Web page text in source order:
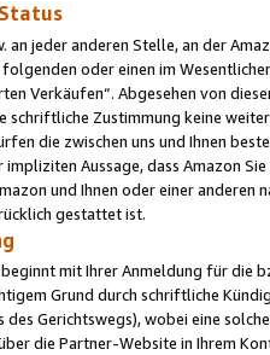
an jeder anderen Stelle, an der
oder einen im
Verkäufen“. Abgesehen von
schriftliche Zustimmung keine
die zwischen uns und Ihnen
Aussage, dass Amazon
und Ihnen oder einer
gestattet ist.
mit Ihrer Anmeldung für die
Grund durch schriftliche
des Gerichtswegs), wobei eine
die Partner-Website in Ihrem